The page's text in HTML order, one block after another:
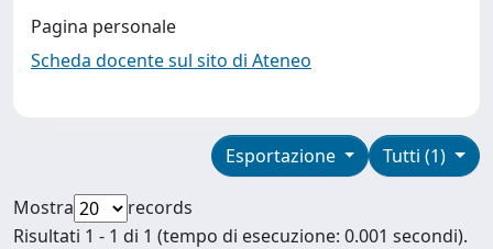
Pagina personale
Scheda docente sul sito di Ateneo
Tutti (1)
Esportazione
Mostra
records
Risultati 1 - 1 di 1 (tempo di esecuzione: 0.001 secondi).